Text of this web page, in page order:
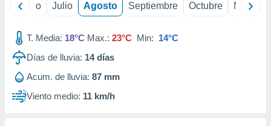
publicidad
1199
Junio Julio Agosto Septiembre Octubre
T. Media: 18°C Max.: 23°C Min: 14°C
Días de lluvia: 14días
Acum. de lluvia: 87 mm
Viento medio: 11 km/h